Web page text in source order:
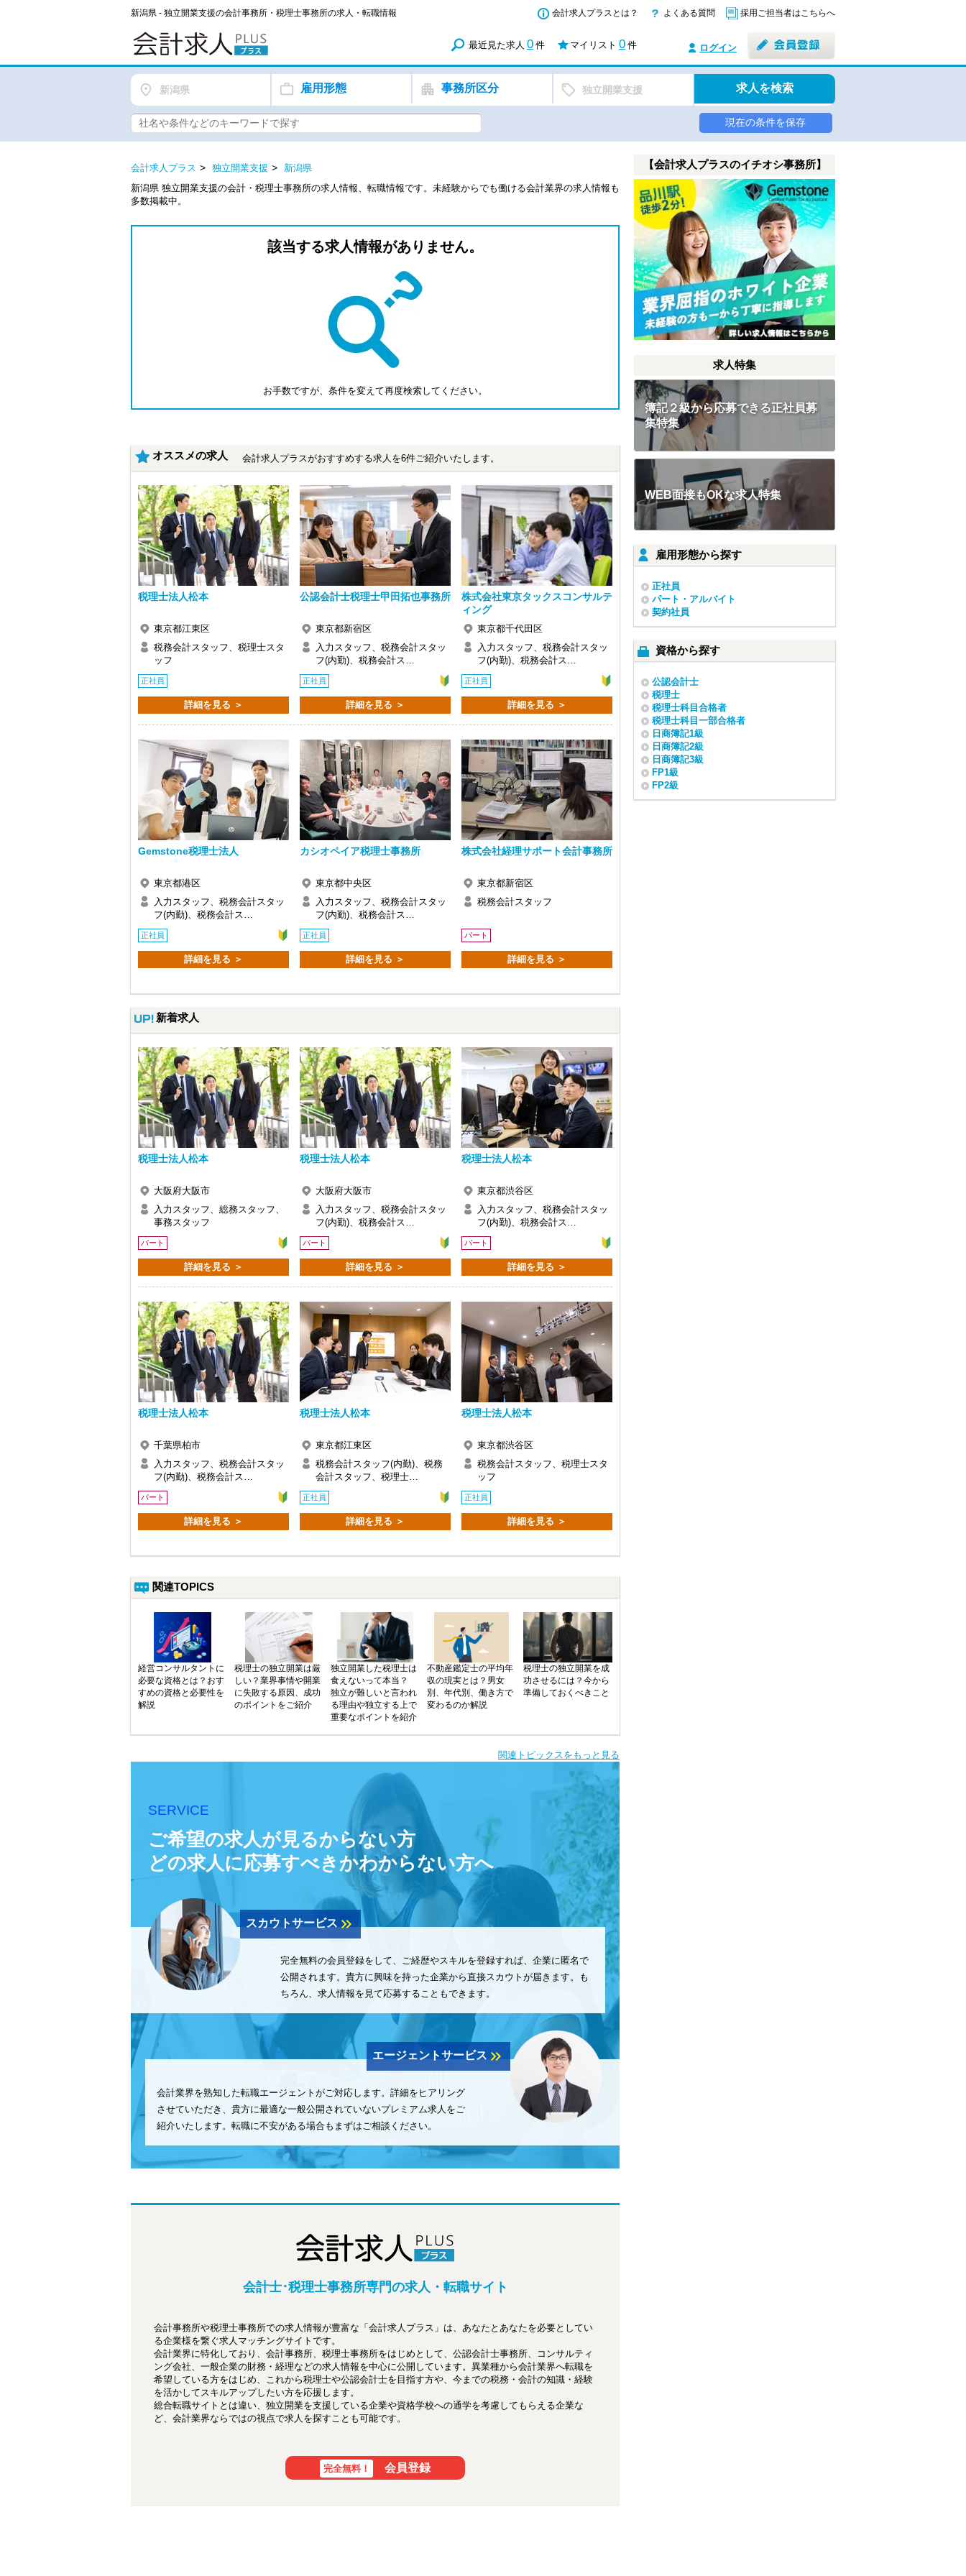
新潟県 - 独立開業支援の会計事務所・税理士事務所の求人・転職情報 会計求人プラスとは？ よくある質問 採用ご担当者はこちらへ
最近見た求人 0 件 マイリスト 0 件 ログイン
新潟県 雇用形態 事務所区分 独立開業支援 求人を検索
現在の条件を保存
会計求人プラス 独立開業支援
新潟県
新潟県 独立開業支援の会計・税理士事務所の求人情報、転職情報です。未経験からでも働ける会計業界の求人情報も
多数掲載中。
該当する求人情報がありません。
お手数ですが、条件を変えて再度検索してください。
オススメの求人 会計求人プラスがおすすめする求人を6件ご紹介いたします。
税理士法人松本
東京都江東区
税務会計スタッフ、税理士スタ
ッフ
正社員
詳細を見る ＞
公認会計士税理士甲田拓也事務所
東京都新宿区
入力スタッフ、税務会計スタッ
フ(内勤)、税務会計ス…
正社員
詳細を見る ＞
株式会社東京タックスコンサルテ
ィング
東京都千代田区
入力スタッフ、税務会計スタッ
フ(内勤)、税務会計ス…
正社員
詳細を見る ＞
Gemstone税理士法人
東京都港区
入力スタッフ、税務会計スタッ
フ(内勤)、税務会計ス…
正社員
詳細を見る ＞
カシオペイア税理士事務所
東京都中央区
入力スタッフ、税務会計スタッ
フ(内勤)、税務会計ス…
正社員
詳細を見る ＞
株式会社経理サポート会計事務所
東京都新宿区
税務会計スタッフ
パート
詳細を見る ＞
新着求人
税理士法人松本
大阪府大阪市
入力スタッフ、総務スタッフ、
事務スタッフ
パート
詳細を見る ＞
税理士法人松本
大阪府大阪市
入力スタッフ、税務会計スタッ
フ(内勤)、税務会計ス…
パート
詳細を見る ＞
税理士法人松本
東京都渋谷区
入力スタッフ、税務会計スタッ
フ(内勤)、税務会計ス…
パート
詳細を見る ＞
税理士法人松本
千葉県柏市
入力スタッフ、税務会計スタッ
フ(内勤)、税務会計ス…
パート
詳細を見る ＞
税理士法人松本
東京都江東区
税務会計スタッフ(内勤)、税務
会計スタッフ、税理士…
正社員
詳細を見る ＞
税理士法人松本
東京都渋谷区
税務会計スタッフ、税理士スタ
ッフ
正社員
詳細を見る ＞
関連TOPICS
経営コンサルタントに
必要な資格とは？おす
すめの資格と必要性を
解説
税理士の独立開業は厳
しい？業界事情や開業
に失敗する原因、成功
のポイントをご紹介
独立開業した税理士は
食えないって本当？
独立が難しいと言われ
る理由や独立する上で
重要なポイントを紹介
不動産鑑定士の平均年
収の現実とは？男女
別、年代別、働き方で
変わるのか解説
税理士の独立開業を成
功させるには？今から
準備しておくべきこと
関連トピックスをもっと見る
SERVICE
ご希望の求人が見るからない方
どの求人に応募すべきかわからない方へ
スカウトサービスkeyboard_double_arrow_right
完全無料の会員登録をして、ご経歴やスキルを登録すれば、企業に匿名で
公開されます。貴方に興味を持った企業から直接スカウトが届きます。も
ちろん、求人情報を見て応募することもできます。
エージェントサービスkeyboard_double_arrow_right
会計業界を熟知した転職エージェントがご対応します。詳細をヒアリング
させていただき、貴方に最適な一般公開されていないプレミアム求人をご
紹介いたします。転職に不安がある場合もまずはご相談ください。
会計士･税理士事務所専門の求人・転職サイト
会計事務所や税理士事務所での求人情報が豊富な「会計求人プラス」は、あなたとあなたを必要としてい
る企業様を繋ぐ求人マッチングサイトです。
会計業界に特化しており、会計事務所、税理士事務所をはじめとして、公認会計士事務所、コンサルティ
ング会社、一般企業の財務・経理などの求人情報を中心に公開しています。異業種から会計業界へ転職を
希望している方をはじめ、これから税理士や公認会計士を目指す方や、今までの税務・会計の知識・経験
を活かしてスキルアップしたい方を応援します。
総合転職サイトとは違い、独立開業を支援している企業や資格学校への通学を考慮してもらえる企業な
ど、会計業界ならではの視点で求人を探すことも可能です。
完全無料！ 会員登録
【会計求人プラスのイチオシ事務所】
求人特集
簿記２級から応募できる正社員募
集特集
WEB面接もOKな求人特集
雇用形態から探す
正社員
パート・アルバイト
契約社員
資格から探す
公認会計士
税理士
税理士科目合格者
税理士科目一部合格者
日商簿記1級
日商簿記2級
日商簿記3級
FP1級
FP2級